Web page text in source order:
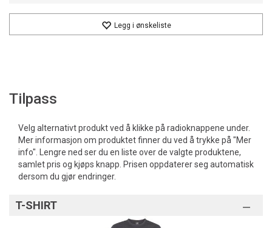
Legg i ønskeliste
Tilpass
Velg alternativt produkt ved å klikke på radioknappene under.
Mer informasjon om produktet finner du ved å trykke på "Mer
info". Lengre ned ser du en liste over de valgte produktene,
samlet pris og kjøps knapp. Prisen oppdaterer seg automatisk
dersom du gjør endringer.
T-SHIRT